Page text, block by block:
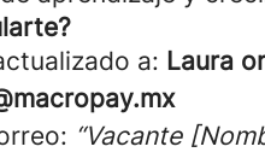
a: Laura
“Vacante